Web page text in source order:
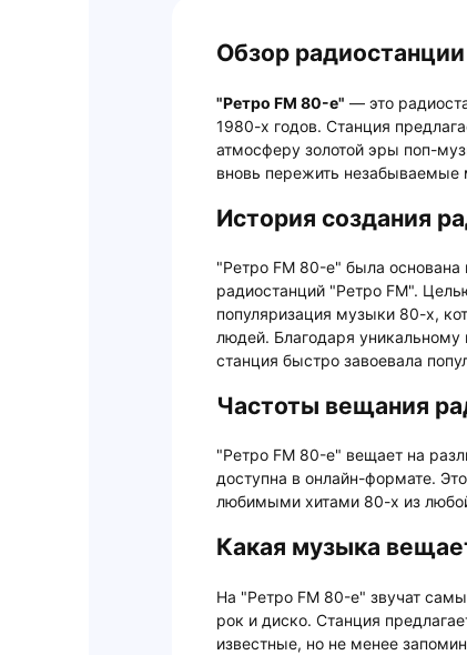
Обзор
"Ретро FM 80-е" — это
1980-х годов. Станция
атмосферу золотой эры поп-
вновь пережить незабываемые
История создания
"Ретро FM 80-е" была основана
радиостанций "Ретро FM".
популяризация музыки 80-х,
людей. Благодаря уникальному
станция быстро завоевала
Частоты вещания
"Ретро FM 80-е" вещает на
доступна в онлайн-формате.
любимыми хитами 80-х из
Какая музыка
На "Ретро FM 80-е" звучат
рок и диско. Станция
известные, но не менее